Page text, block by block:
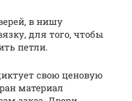
в нишу
для того, чтобы
петли.
свою ценовую
материал